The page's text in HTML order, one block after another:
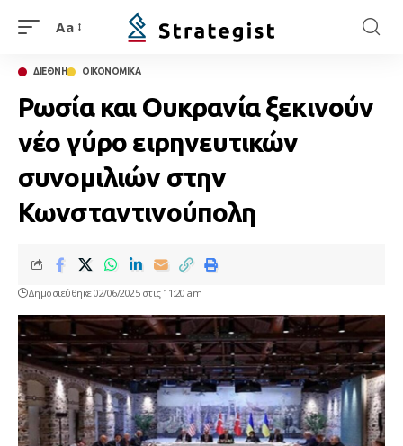
Aa
ΔΙΕΘΝΗ ΟΙΚΟΝΟΜΙΚΑ
Ρωσία και Ουκρανία ξεκινούν
νέο γύρο ειρηνευτικών
συνομιλιών στην
Κωνσταντινούπολη
Δημοσιεύθηκε 02/06/2025 στις 11:20 am